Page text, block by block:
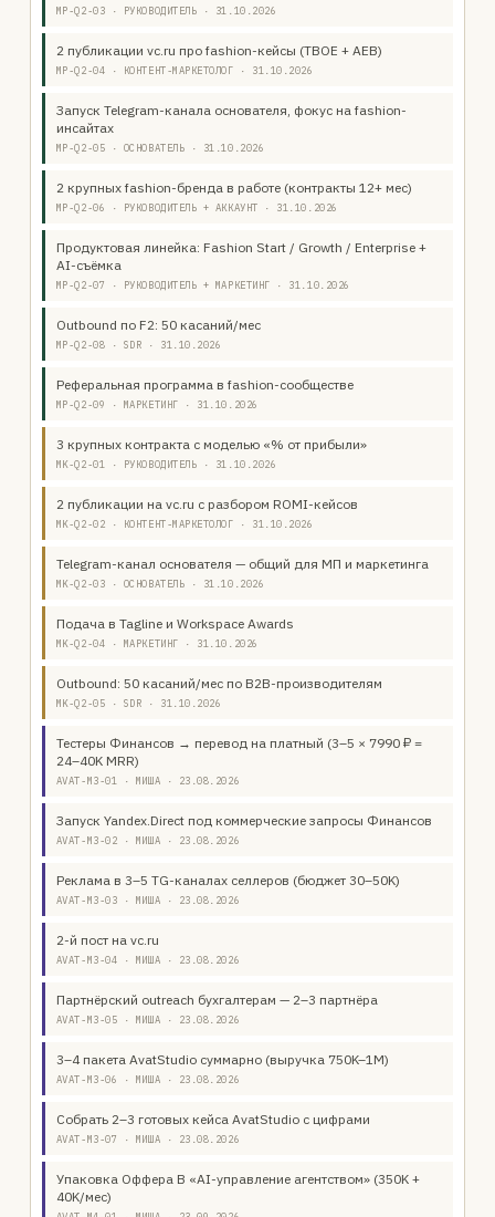
MP-Q2-03 · РУКОВОДИТЕЛЬ · 31.10.2026
2 публикации vc.ru про fashion-кейсы (ТВОЕ + АЕВ)
MP-Q2-04 · КОНТЕНТ-МАРКЕТОЛОГ · 31.10.2026
Запуск Telegram-канала основателя, фокус на fashion-
инсайтах
MP-Q2-05 · ОСНОВАТЕЛЬ · 31.10.2026
2 крупных fashion-бренда в работе (контракты 12+ мес)
MP-Q2-06 · РУКОВОДИТЕЛЬ + АККАУНТ · 31.10.2026
Продуктовая линейка: Fashion Start / Growth / Enterprise +
AI-съёмка
MP-Q2-07 · РУКОВОДИТЕЛЬ + МАРКЕТИНГ · 31.10.2026
Outbound по F2: 50 касаний/мес
MP-Q2-08 · SDR · 31.10.2026
Реферальная программа в fashion-сообществе
MP-Q2-09 · МАРКЕТИНГ · 31.10.2026
3 крупных контракта с моделью «% от прибыли»
MK-Q2-01 · РУКОВОДИТЕЛЬ · 31.10.2026
2 публикации на vc.ru с разбором ROMI-кейсов
MK-Q2-02 · КОНТЕНТ-МАРКЕТОЛОГ · 31.10.2026
Telegram-канал основателя — общий для МП и маркетинга
MK-Q2-03 · ОСНОВАТЕЛЬ · 31.10.2026
Подача в Tagline и Workspace Awards
MK-Q2-04 · МАРКЕТИНГ · 31.10.2026
Outbound: 50 касаний/мес по B2B-производителям
MK-Q2-05 · SDR · 31.10.2026
Тестеры Финансов → перевод на платный (3–5 × 7990 ₽ =
24–40K MRR)
AVAT-M3-01 · МИША · 23.08.2026
Запуск Yandex.Direct под коммерческие запросы Финансов
AVAT-M3-02 · МИША · 23.08.2026
Реклама в 3–5 TG-каналах селлеров (бюджет 30–50K)
AVAT-M3-03 · МИША · 23.08.2026
2-й пост на vc.ru
AVAT-M3-04 · МИША · 23.08.2026
Партнёрский outreach бухгалтерам — 2–3 партнёра
AVAT-M3-05 · МИША · 23.08.2026
3–4 пакета AvatStudio суммарно (выручка 750K–1M)
AVAT-M3-06 · МИША · 23.08.2026
Собрать 2–3 готовых кейса AvatStudio с цифрами
AVAT-M3-07 · МИША · 23.08.2026
Упаковка Оффера B «AI-управление агентством» (350K +
40K/мес)